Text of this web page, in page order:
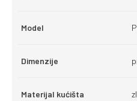
Model
Dimenzije
Materijal kućišta